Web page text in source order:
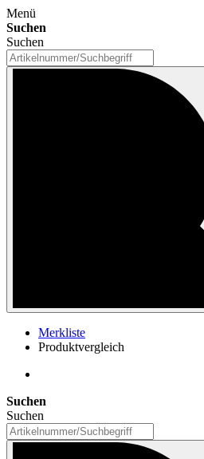
Menü
Suchen
Suchen
Merkliste
Produktvergleich
Suchen
Suchen